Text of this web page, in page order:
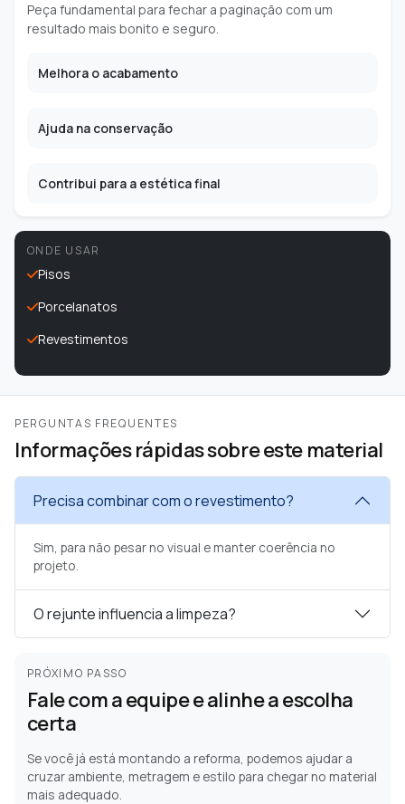
Peça fundamental para fechar a paginação com um
resultado mais bonito e seguro.
Melhora o acabamento
Ajuda na conservação
Contribui para a estética final
ONDE USAR
Pisos
Porcelanatos
Revestimentos
PERGUNTAS FREQUENTES
Informações rápidas sobre este material
Precisa combinar com o revestimento?
Sim, para não pesar no visual e manter coerência no
projeto.
O rejunte influencia a limpeza?
PRÓXIMO PASSO
Fale com a equipe e alinhe a escolha
certa
Se você já está montando a reforma, podemos ajudar a
cruzar ambiente, metragem e estilo para chegar no material
mais adequado.